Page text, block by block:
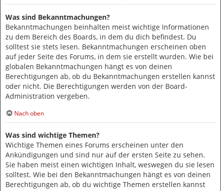
Was sind Bekanntmachungen?
Bekanntmachungen beinhalten meist wichtige Informationen
zu dem Bereich des Boards, in dem du dich befindest. Du
solltest sie stets lesen. Bekanntmachungen erscheinen oben
auf jeder Seite des Forums, in dem sie erstellt wurden. Wie bei
globalen Bekanntmachungen hängt es von deinen
Berechtigungen ab, ob du Bekanntmachungen erstellen kannst
oder nicht. Die Berechtigungen werden von der Board-
Administration vergeben.
Nach oben
Was sind wichtige Themen?
Wichtige Themen eines Forums erscheinen unter den
Ankündigungen und sind nur auf der ersten Seite zu sehen.
Sie haben meist einen wichtigen Inhalt, weswegen du sie lesen
solltest. Wie bei den Bekanntmachungen hängt es von deinen
Berechtigungen ab, ob du wichtige Themen erstellen kannst